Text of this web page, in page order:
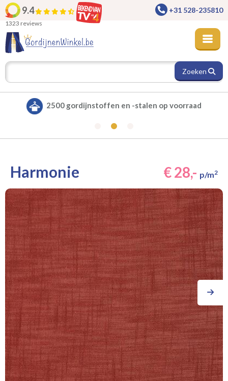
9.4
1323 reviews
+31 528-235810
Zoeken
Alle gordijnen verduisterend leverbaar
Harmonie € 28,- p/m2